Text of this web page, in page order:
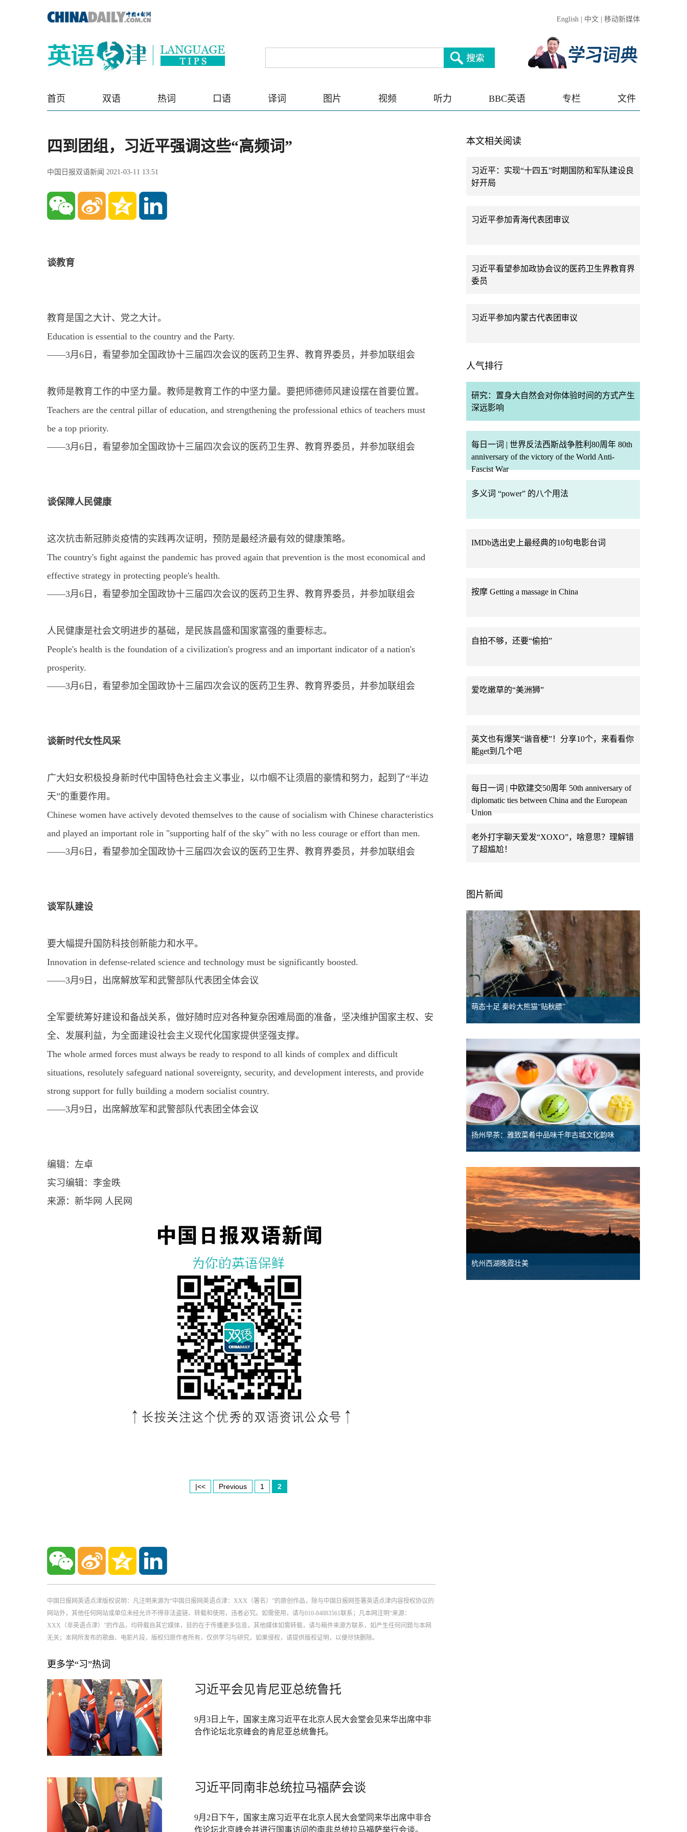
English 中文 移动新媒体
首页 双语 热词 口语 译词 图片 视频 听力 BBC英语 专栏 文件
四到团组，习近平强调这些“高频词”
中国日报双语新闻 2021-03-11 13:51
谈教育
教育是国之大计、党之大计。
Education is essential to the country and the Party.
——3月6日，看望参加全国政协十三届四次会议的医药卫生界、教育界委员，并参加联组会
教师是教育工作的中坚力量。教师是教育工作的中坚力量。要把师德师风建设摆在首要位置。
Teachers are the central pillar of education, and strengthening the professional ethics of teachers must
be a top priority.
——3月6日，看望参加全国政协十三届四次会议的医药卫生界、教育界委员，并参加联组会
谈保障人民健康
这次抗击新冠肺炎疫情的实践再次证明，预防是最经济最有效的健康策略。
The country's fight against the pandemic has proved again that prevention is the most economical and
effective strategy in protecting people's health.
——3月6日，看望参加全国政协十三届四次会议的医药卫生界、教育界委员，并参加联组会
人民健康是社会文明进步的基础，是民族昌盛和国家富强的重要标志。
People's health is the foundation of a civilization's progress and an important indicator of a nation's
prosperity.
——3月6日，看望参加全国政协十三届四次会议的医药卫生界、教育界委员，并参加联组会
谈新时代女性风采
广大妇女积极投身新时代中国特色社会主义事业，以巾帼不让须眉的豪情和努力，起到了“半边
天”的重要作用。
Chinese women have actively devoted themselves to the cause of socialism with Chinese characteristics
and played an important role in "supporting half of the sky" with no less courage or effort than men.
——3月6日，看望参加全国政协十三届四次会议的医药卫生界、教育界委员，并参加联组会
谈军队建设
要大幅提升国防科技创新能力和水平。
Innovation in defense-related science and technology must be significantly boosted.
——3月9日，出席解放军和武警部队代表团全体会议
全军要统筹好建设和备战关系，做好随时应对各种复杂困难局面的准备，坚决维护国家主权、安
全、发展利益，为全面建设社会主义现代化国家提供坚强支撑。
The whole armed forces must always be ready to respond to all kinds of complex and difficult
situations, resolutely safeguard national sovereignty, security, and development interests, and provide
strong support for fully building a modern socialist country.
——3月9日，出席解放军和武警部队代表团全体会议
编辑：左卓
实习编辑：李金昳
来源：新华网 人民网
|<< Previous 1 2
中国日报网英语点津版权说明：凡注明来源为“中国日报网英语点津：XXX（署名）”的原创作品，除与中国日报网签署英语点津内容授权协议的
网站外，其他任何网站或单位未经允许不得非法盗链、转载和使用，违者必究。如需使用，请与010-84883561联系；凡本网注明“来源：
XXX（非英语点津）”的作品，均转载自其它媒体，目的在于传播更多信息，其他媒体如需转载，请与稿件来源方联系，如产生任何问题与本网
无关；本网所发布的歌曲、电影片段，版权归原作者所有，仅供学习与研究，如果侵权，请提供版权证明，以便尽快删除。
更多学“习”热词
习近平会见肯尼亚总统鲁托
9月3日上午，国家主席习近平在北京人民大会堂会见来华出席中非
合作论坛北京峰会的肯尼亚总统鲁托。
习近平同南非总统拉马福萨会谈
9月2日下午，国家主席习近平在北京人民大会堂同来华出席中非合
作论坛北京峰会并进行国事访问的南非总统拉马福萨举行会谈。
本文相关阅读
习近平：实现“十四五”时期国防和军队建设良
好开局
习近平参加青海代表团审议
习近平看望参加政协会议的医药卫生界教育界
委员
习近平参加内蒙古代表团审议
人气排行
研究：置身大自然会对你体验时间的方式产生
深远影响
每日一词 | 世界反法西斯战争胜利80周年 80th
anniversary of the victory of the World Anti-
Fascist War
多义词 “power” 的八个用法
IMDb选出史上最经典的10句电影台词
按摩 Getting a massage in China
自拍不够，还要“偷拍”
爱吃嫩草的“美洲狮”
英文也有爆笑“谐音梗”！分享10个，来看看你
能get到几个吧
每日一词 | 中欧建交50周年 50th anniversary of
diplomatic ties between China and the European
Union
老外打字聊天爱发“XOXO”，啥意思？理解错
了超尴尬！
图片新闻
萌态十足 秦岭大熊猫“贴秋膘”
扬州早茶：雅致菜肴中品味千年古城文化韵味
杭州西湖晚霞壮美